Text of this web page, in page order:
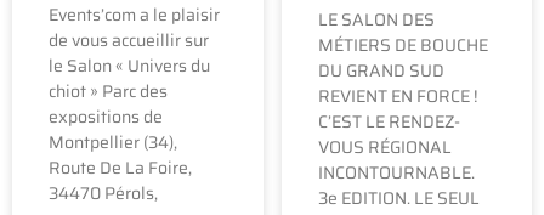
Events’com a le plaisir
de vous accueillir sur
le Salon « Univers du
chiot » Parc des
expositions de
Montpellier (34),
Route De La Foire,
34470 Pérols,
LE SALON DES
MÉTIERS DE BOUCHE
DU GRAND SUD
REVIENT EN FORCE !
C’EST LE RENDEZ-
VOUS RÉGIONAL
INCONTOURNABLE.
3e EDITION. LE SEUL